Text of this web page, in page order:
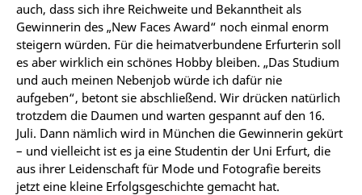
auch, dass sich ihre Reichweite und Bekanntheit als
Gewinnerin des „New Faces Award“ noch einmal enorm
steigern würden. Für die heimatverbundene Erfurterin soll
es aber wirklich ein schönes Hobby bleiben. „Das Studium
und auch meinen Nebenjob würde ich dafür nie
aufgeben“, betont sie abschließend. Wir drücken natürlich
trotzdem die Daumen und warten gespannt auf den 16.
Juli. Dann nämlich wird in München die Gewinnerin gekürt
– und vielleicht ist es ja eine Studentin der Uni Erfurt, die
aus ihrer Leidenschaft für Mode und Fotografie bereits
jetzt eine kleine Erfolgsgeschichte gemacht hat.